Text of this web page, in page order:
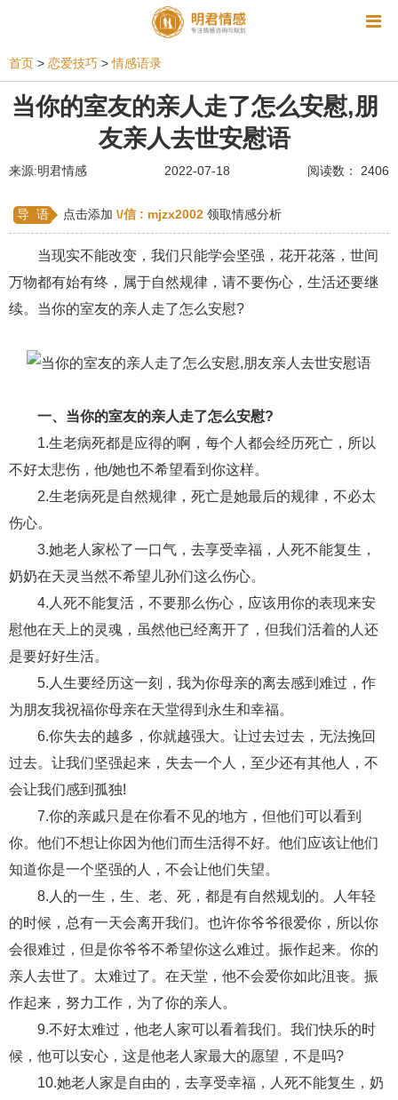
相亲 同性恋 恋爱技巧 挽回爱情
爱情相关 星座情感 离婚
姻缘测试 美容 怀孕 交友
感情挽回 双鱼座男生 情感测试
水瓶座男生 摩羯座男生 射手座男生
天蝎座男生 天秤座男生 处女座男生
爱情诗句 狮子座男生 爱情歌曲
爱情小说 巨蟹座男生 爱情电影 双子座男生
变心 感人 伤感 婚姻问题
失恋挽救 情绪 时辰八字 爱情的句子
十二生肖 分手复合 梦见 抽签算命
异地恋 明星 气质 美妆
挽留前任 避孕 挽回男友 孕妇食谱
挽回老公
经营婚姻 婚姻修复 孕早期 感情挽回
产妇食谱 同性恋 交往 搭讪 光棍节
交流沟通 约会
其他
首页 > 恋爱技巧 > 情感语录
当你的室友的亲人走了怎么安慰,朋
友亲人去世安慰语
来源:明君情感 2022-07-18 阅读数： 2406
导 语 点击添加 \/信 : mjzx2002 领取情感分析
当现实不能改变，我们只能学会坚强，花开花落，世间
万物都有始有终，属于自然规律，请不要伤心，生活还要继
续。当你的室友的亲人走了怎么安慰?
一、当你的室友的亲人走了怎么安慰?
1.生老病死都是应得的啊，每个人都会经历死亡，所以
不好太悲伤，他/她也不希望看到你这样。
2.生老病死是自然规律，死亡是她最后的规律，不必太
伤心。
3.她老人家松了一口气，去享受幸福，人死不能复生，
奶奶在天灵当然不希望儿孙们这么伤心。
4.人死不能复活，不要那么伤心，应该用你的表现来安
慰他在天上的灵魂，虽然他已经离开了，但我们活着的人还
是要好好生活。
5.人生要经历这一刻，我为你母亲的离去感到难过，作
为朋友我祝福你母亲在天堂得到永生和幸福。
6.你失去的越多，你就越强大。让过去过去，无法挽回
过去。让我们坚强起来，失去一个人，至少还有其他人，不
会让我们感到孤独!
7.你的亲戚只是在你看不见的地方，但他们可以看到
你。他们不想让你因为他们而生活得不好。他们应该让他们
知道你是一个坚强的人，不会让他们失望。
8.人的一生，生、老、死，都是有自然规划的。人年轻
的时候，总有一天会离开我们。也许你爷爷很爱你，所以你
会很难过，但是你爷爷不希望你这么难过。振作起来。你的
亲人去世了。太难过了。在天堂，他不会爱你如此沮丧。振
作起来，努力工作，为了你的亲人。
9.不好太难过，他老人家可以看着我们。我们快乐的时
候，他可以安心，这是他老人家最大的愿望，不是吗?
10.她老人家是自由的，去享受幸福，人死不能复生，奶